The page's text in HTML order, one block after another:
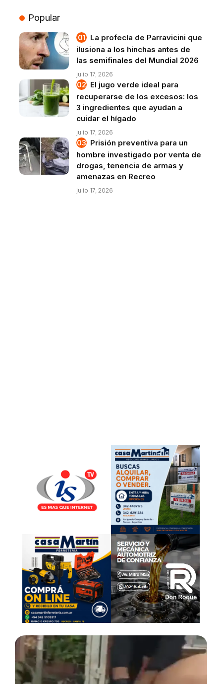
Popular
La profecía de Parravicini que
ilusiona a los hinchas antes de
las semifinales del Mundial 2026
julio 17, 2026
El jugo verde ideal para
recuperarse de los excesos: los
3 ingredientes que ayudan a
cuidar el hígado
julio 17, 2026
Prisión preventiva para un
hombre investigado por venta de
drogas, tenencia de armas y
amenazas en Recreo
julio 17, 2026